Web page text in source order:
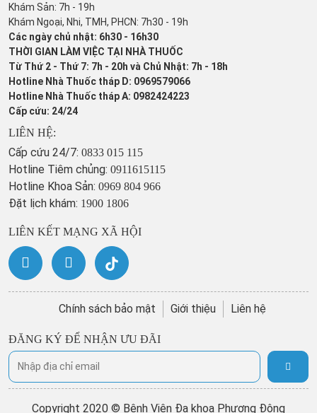
Khám Sản: 7h - 19h
Khám Ngoại, Nhi, TMH, PHCN: 7h30 - 19h
Các ngày chủ nhật: 6h30 - 16h30
THỜI GIAN LÀM VIỆC TẠI NHÀ THUỐC
Từ Thứ 2 - Thứ 7: 7h - 20h và Chủ Nhật: 7h - 18h
Hotline Nhà Thuốc tháp D: 0969579066
Hotline Nhà Thuốc tháp A: 0982424223
Cấp cứu: 24/24
LIÊN HỆ:
Cấp cứu 24/7: 0833 015 115
Hotline Tiêm chủng: 0911615115
Hotline Khoa Sản: 0969 804 966
Đặt lịch khám: 1900 1806
LIÊN KẾT MẠNG XÃ HỘI
Chính sách bảo mật Giới thiệu Liên hệ
ĐĂNG KÝ ĐỂ NHẬN ƯU ĐÃI
Copyright 2020 © Bệnh Viện Đa khoa Phương Đông